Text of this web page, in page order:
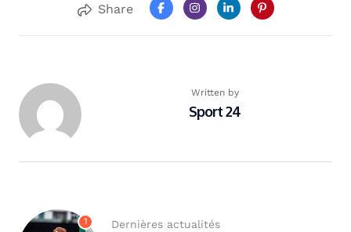
Share
Written by
Sport 24
1 Dernières actualités